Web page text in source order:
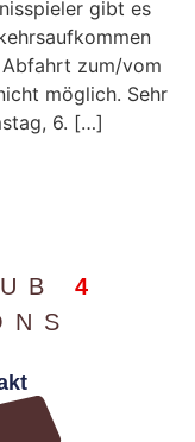
gibt es
Abfahrt zum/vom
möglich. Sehr
6. […]
4